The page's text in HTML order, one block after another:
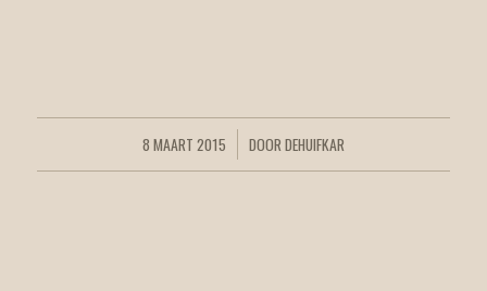
8 MAART 2015
/ DOOR DEHUIFKAR